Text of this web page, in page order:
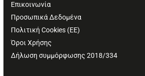
Επικοινωνία
Προσωπικά Δεδομένα
Πολιτική Cookies (ΕΕ)
Όροι Χρήσης
Δήλωση συμμόρφωσης 2018/334